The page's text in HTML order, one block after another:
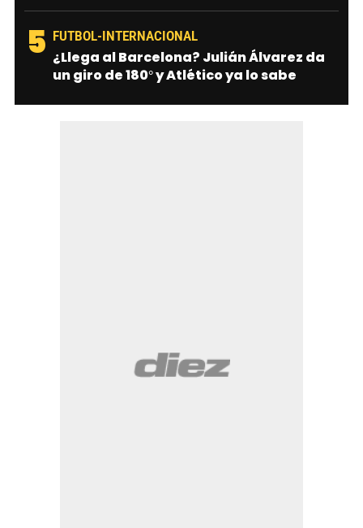
5 FUTBOL-INTERNACIONAL
¿Llega al Barcelona? Julián Álvarez da
un giro de 180° y Atlético ya lo sabe